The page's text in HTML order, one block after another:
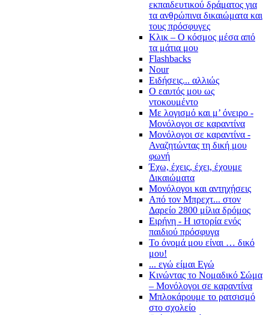
εκπαιδευτικού δράματος για
τα ανθρώπινα δικαιώματα και
τους πρόσφυγες
Κλικ – Ο κόσμος μέσα από
τα μάτια μου
Flashbacks
Nour
Ειδήσεις... αλλιώς
Ο εαυτός μου ως
ντοκουμέντο
Με λογισμό και μ’ όνειρο -
Μονόλογοι σε καραντίνα
Μονόλογοι σε καραντίνα -
Αναζητώντας τη δική μου
φωνή
Έχω, έχεις, έχει, έχουμε
Δικαιώματα
Μονόλογοι και αντηχήσεις
Από τον Μπρεχτ... στον
Δαρείο 2800 μίλια δρόμος
Ειρήνη - Η ιστορία ενός
παιδιού πρόσφυγα
Το όνομά μου είναι … δικό
μου!
... εγώ είμαι Εγώ
Κινώντας το Νομαδικό Σώμα
– Μονόλογοι σε καραντίνα
Μπλοκάρουμε το ρατσισμό
στο σχολείο